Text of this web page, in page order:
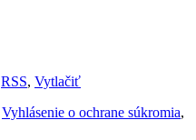
RSS, Vytlačiť
Vyhlásenie o ochrane súkromia,